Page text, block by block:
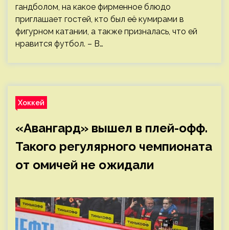
гандболом, на какое фирменное блюдо
приглашает гостей, кто был её кумирами в
фигурном катании, а также призналась, что ей
нравится футбол. – В…
Хоккей
«Авангард» вышел в плей-офф.
Такого регулярного чемпионата
от омичей не ожидали